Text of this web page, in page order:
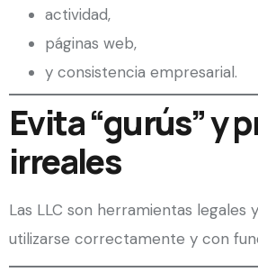
actividad,
páginas web,
y consistencia empresarial.
Evita “gurús” y
irreales
Las LLC son herramientas legales
utilizarse correctamente y con